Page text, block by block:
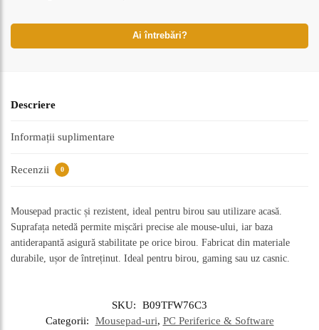
Ai întrebări?
Descriere
Informații suplimentare
Recenzii 0
Mousepad practic și rezistent, ideal pentru birou sau utilizare acasă.
Suprafața netedă permite mișcări precise ale mouse-ului, iar baza
antiderapantă asigură stabilitate pe orice birou. Fabricat din materiale
durabile, ușor de întreținut. Ideal pentru birou, gaming sau uz casnic.
SKU:
B09TFW76C3
Categorii:
Mousepad-uri, PC Periferice & Software